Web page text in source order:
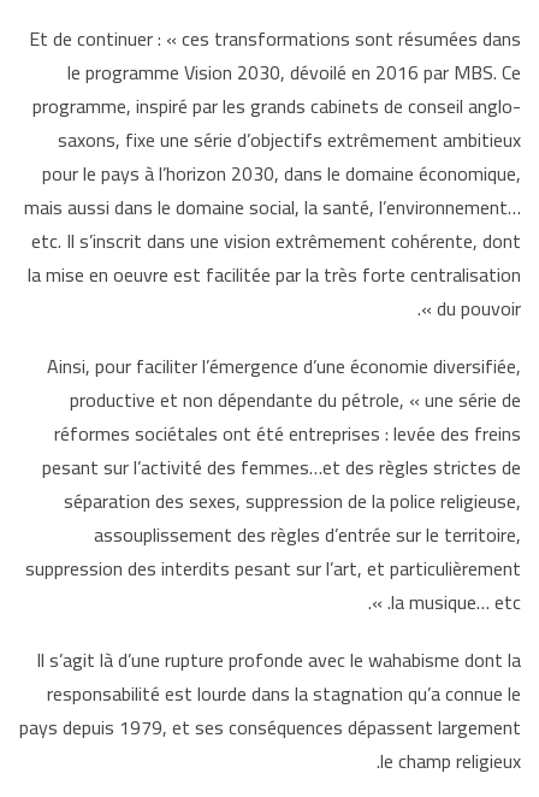
Et de continuer : « ces transformations sont résumées dans
le programme Vision 2030, dévoilé en 2016 par MBS. Ce
programme, inspiré par les grands cabinets de conseil anglo-
saxons, fixe une série d’objectifs extrêmement ambitieux
pour le pays à l’horizon 2030, dans le domaine économique,
mais aussi dans le domaine social, la santé, l’environnement…
etc. Il s’inscrit dans une vision extrêmement cohérente, dont
la mise en oeuvre est facilitée par la très forte centralisation
du pouvoir ».
Ainsi, pour faciliter l’émergence d’une économie diversifiée,
productive et non dépendante du pétrole, « une série de
réformes sociétales ont été entreprises : levée des freins
pesant sur l’activité des femmes…et des règles strictes de
séparation des sexes, suppression de la police religieuse,
assouplissement des règles d’entrée sur le territoire,
suppression des interdits pesant sur l’art, et particulièrement
la musique… etc. ».
Il s’agit là d’une rupture profonde avec le wahabisme dont la
responsabilité est lourdedans la stagnation qu’a connue le
pays depuis 1979, et ses conséquences dépassent largement
le champ religieux.